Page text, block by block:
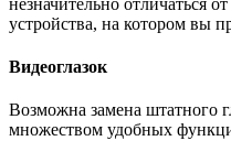
устройства, на котором вы
Видеоглазок
Возможна замена штатного
множеством удобных